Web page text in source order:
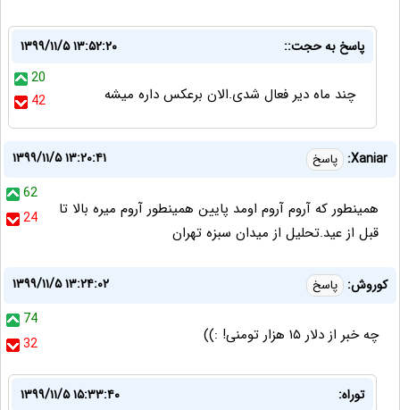
پاسخ به حجت::
۱۳۹۹/۱۱/۵ ۱۳:۵۲:۲۰
20
42
چند ماه دیر فعال شدی.الان برعکس داره میشه
Xaniar: پاسخ
۱۳۹۹/۱۱/۵ ۱۳:۲۰:۴۱
62
24
همینطور که آروم آروم اومد پایین همینطور آروم میره بالا تا
قبل از عید.تحلیل از میدان سبزه تهران
کوروش: پاسخ
۱۳۹۹/۱۱/۵ ۱۳:۲۴:۰۲
74
32
چه خبر از دلار ۱۵ هزار تومنی! :))
توراه:
۱۳۹۹/۱۱/۵ ۱۵:۳۳:۴۰